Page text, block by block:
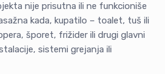
nije prisutna ili ne funkcioniše
kada, kupatilo – toalet, tuš ili
šporet, frižider ili drugi glavni
sistemi grejanja ili